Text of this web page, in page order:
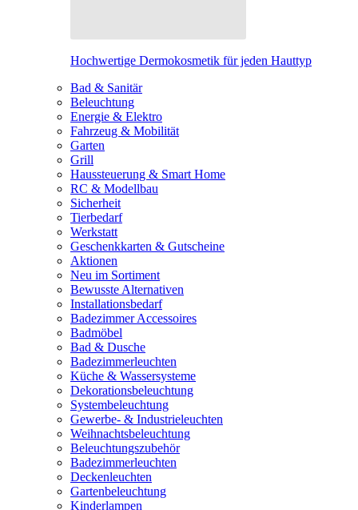
Hochwertige Dermokosmetik für jeden Hauttyp
Bad & Sanitär
Beleuchtung
Energie & Elektro
Fahrzeug & Mobilität
Garten
Grill
Haussteuerung & Smart Home
RC & Modellbau
Sicherheit
Tierbedarf
Werkstatt
Geschenkkarten & Gutscheine
Aktionen
Neu im Sortiment
Bewusste Alternativen
Installationsbedarf
Badezimmer Accessoires
Badmöbel
Bad & Dusche
Badezimmerleuchten
Küche & Wassersysteme
Dekorationsbeleuchtung
Systembeleuchtung
Gewerbe- & Industrieleuchten
Weihnachtsbeleuchtung
Beleuchtungszubehör
Badezimmerleuchten
Deckenleuchten
Gartenbeleuchtung
Kinderlampen